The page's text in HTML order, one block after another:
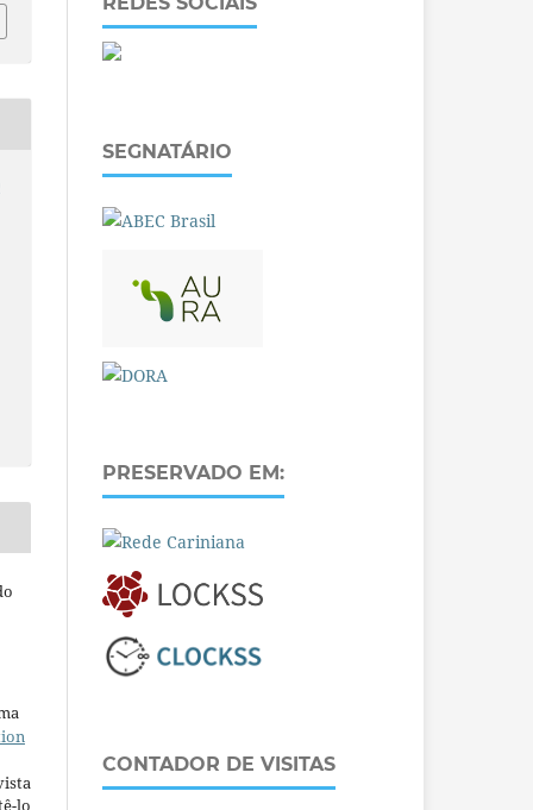
lo
SEGNATÁRIO
PRESERVADO EM:
CONTADOR DE VISITAS